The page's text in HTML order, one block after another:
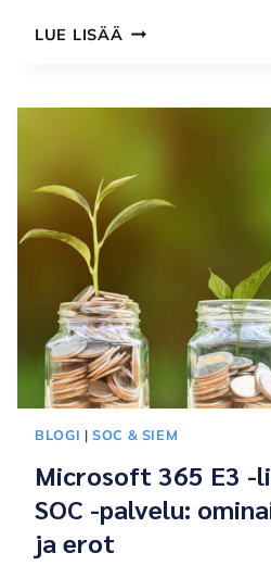
LUE LISÄÄ IBM
BLOGI |SOC & SIEM
Microsoft 365 E3 -
SOC -palvelu:
ja erot